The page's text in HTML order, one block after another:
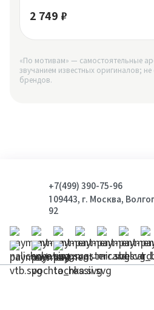
2 749 ₽
«По мотивам» — самостоятельные
звучанием известных оригиналов;
брендов.
+7(499) 390-75-96
109443, г. Москва,
92